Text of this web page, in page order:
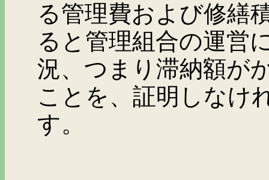
る管理費および修繕
ると管理組合の運営
況、つまり滞納額が
ことを、証明しなけ
す。